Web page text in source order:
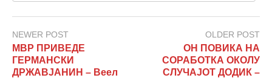
NEWER POST
МВР ПРИВЕДЕ
ГЕРМАНСКИ
ДРЖАВЈАНИН – Веел
OLDER POST
ОН ПОВИКА НА
СОРАБОТКА ОКОЛУ
СЛУЧАЈОТ ДОДИК –